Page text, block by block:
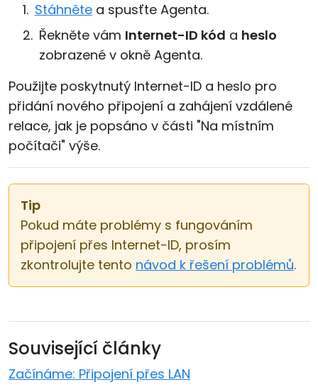
Stáhněte a spusťte Agenta.
Řekněte vám Internet-ID kód a heslo
zobrazené v okně Agenta.
Použijte poskytnutý Internet-ID a heslo pro
přidání nového připojení a zahájení vzdálené
relace, jak je popsáno v části "Na místním
počítači" výše.
Tip
Pokud máte problémy s fungováním
připojení přes Internet-ID, prosím
zkontrolujte tento návod k řešení problémů.
Související články
Začínáme: Připojení přes LAN